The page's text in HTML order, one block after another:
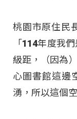
桃園市原住民
「114年度我
級距，（因為
心圖書館這邊
湧，所以這個